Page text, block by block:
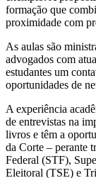
formação que
proximidade com
As aulas são
advogados com
estudantes um
oportunidades de
A experiência
de entrevistas na
livros e têm a
da Corte – perante
Federal (STF),
Eleitoral (TSE) e